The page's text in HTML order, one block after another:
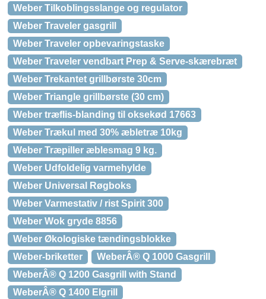
Weber Tilkoblingsslange og regulator
Weber Traveler gasgrill
Weber Traveler opbevaringstaske
Weber Traveler vendbart Prep & Serve-skærebræt
Weber Trekantet grillbørste 30cm
Weber Triangle grillbørste (30 cm)
Weber træflis-blanding til oksekød 17663
Weber Trækul med 30% æbletræ 10kg
Weber Træpiller æblesmag 9 kg.
Weber Udfoldelig varmehylde
Weber Universal Røgboks
Weber Varmestativ / rist Spirit 300
Weber Wok gryde 8856
Weber Økologiske tændingsblokke
Weber-briketter
WeberÂ® Q 1000 Gasgrill
WeberÂ® Q 1200 Gasgrill with Stand
WeberÂ® Q 1400 Elgrill